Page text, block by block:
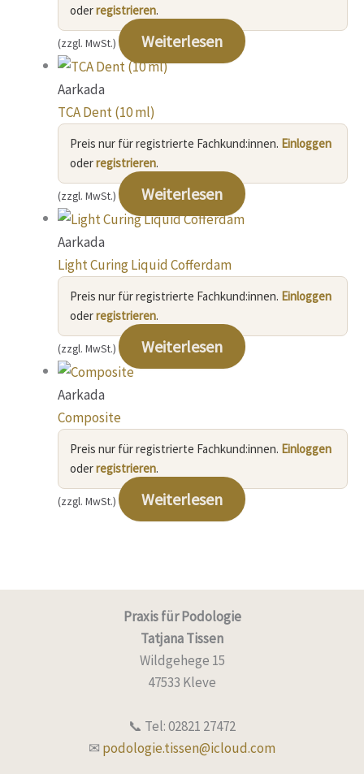
oderregistrieren.
(zzgl. MwSt.) Weiterlesen
Aarkada
TCA Dent (10 ml)
Preis nur für registrierte Fachkund:innen. Einloggen
oderregistrieren.
(zzgl. MwSt.) Weiterlesen
Aarkada
Light Curing Liquid Cofferdam
Preis nur für registrierte Fachkund:innen. Einloggen
oderregistrieren.
(zzgl. MwSt.) Weiterlesen
Aarkada
Composite
Preis nur für registrierte Fachkund:innen. Einloggen
oderregistrieren.
(zzgl. MwSt.) Weiterlesen
Praxis für Podologie
Tatjana Tissen
Wildgehege 15
47533 Kleve
📞 Tel: 02821 27472
✉ podologie.tissen@icloud.com